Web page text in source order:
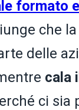
formato
che
delle
cala
ci sia